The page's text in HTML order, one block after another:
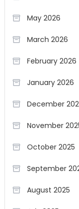
May 2026
March 2026
February 2026
January 2026
December
November
October 2025
September
August 2025